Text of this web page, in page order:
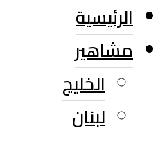
الرئيسية
مشاهير
الخليج
لبنان